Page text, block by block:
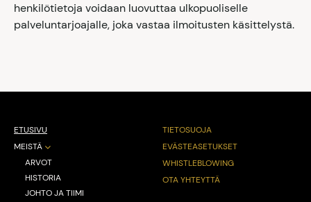
henkilötietoja voidaan luovuttaa ulkopuoliselle
palveluntarjoajalle, joka vastaa ilmoitusten käsittelystä.
ETUSIVU
MEISTÄ
ARVOT
HISTORIA
JOHTO JA TIIMI
TIETOSUOJA
EVÄSTEASETUKSET
WHISTLEBLOWING
OTA YHTEYTTÄ